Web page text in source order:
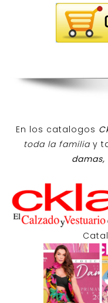
En los catalogos
toda la familiay